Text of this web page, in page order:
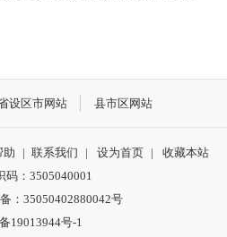
设区市网站 县市区网站
助 | 联系我们 | 设为首页 |
收藏本站
码：3505040001
：35050402880042号
19013944号-1